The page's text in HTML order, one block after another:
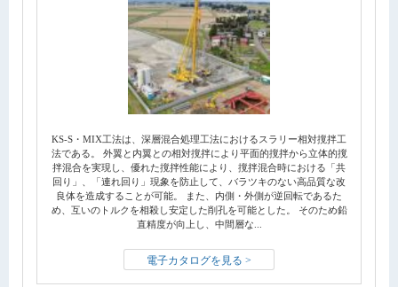
KS-S・MIX工法は、深層混合処理工法におけるスラリー相対撹拌工
法である。 外翼と内翼との相対撹拌により平面的撹拌から立体的撹
拌混合を実現し、優れた撹拌性能により、撹拌混合時における「共
回り」、「連れ回り」現象を防止して、バラツキのない高品質な改
良体を造成することが可能。 また、内側・外側が逆回転であるた
め、互いのトルクを相殺し安定した削孔を可能とした。 そのため鉛
直精度が向上し、中間層な...
電子カタログを見る >